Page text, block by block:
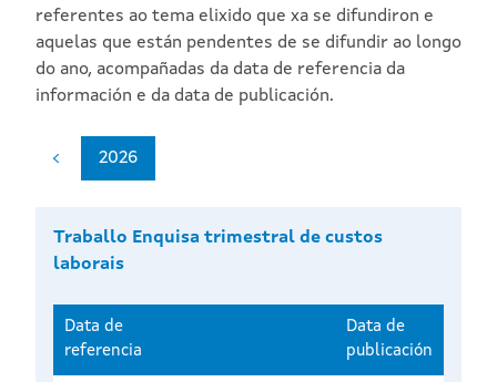
referentes ao tema elixido que xa se difundiron e
aquelas que están pendentes de se difundir ao longo
do ano, acompañadas da data de referencia da
información e da data de publicación.
2026
Traballo Enquisa trimestral de custos
laborais
Data de
referencia
Data de
publicación